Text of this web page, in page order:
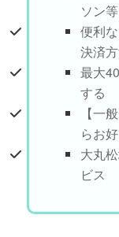
ソン
便利
決済
最大
する
【一
らお
大丸
ビス